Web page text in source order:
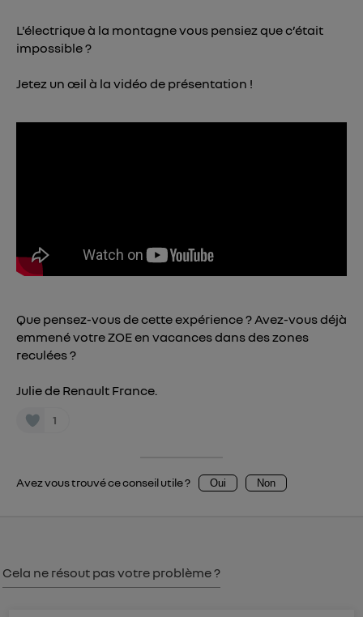
L'électrique à la montagne vous pensiez que c’était
impossible ?
Jetez un œil à la vidéo de présentation !
Que pensez-vous de cette expérience ? Avez-vous déjà
emmené votre ZOE en vacances dans des zones
reculées ?
Julie de Renault France.
1
Avez vous trouvé ce conseil utile ? Oui Non
Cela ne résout pas votre problème ?
consentement surle portail d’Utiq("
") ou via la page « gérer Utiq » en bas de ce site.
Politique d'information sur les données